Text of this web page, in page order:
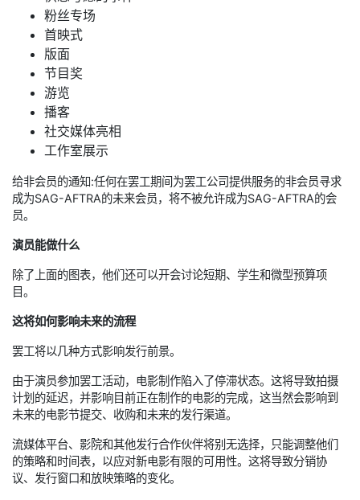
粉丝专场
首映式
版面
节目奖
游览
播客
社交媒体亮相
工作室展示
给非会员的通知:任何在罢工期间为罢工公司提供服务的非会员寻求
成为SAG-AFTRA的未来会员，将不被允许成为SAG-AFTRA的会
员。
演员能做什么
除了上面的图表，他们还可以开会讨论短期、学生和微型预算项
目。
这将如何影响未来的流程
罢工将以几种方式影响发行前景。
由于演员参加罢工活动，电影制作陷入了停滞状态。这将导致拍摄
计划的延迟，并影响目前正在制作的电影的完成，这当然会影响到
未来的电影节提交、收购和未来的发行渠道。
流媒体平台、影院和其他发行合作伙伴将别无选择，只能调整他们
的策略和时间表，以应对新电影有限的可用性。这将导致分销协
议、发行窗口和放映策略的变化。